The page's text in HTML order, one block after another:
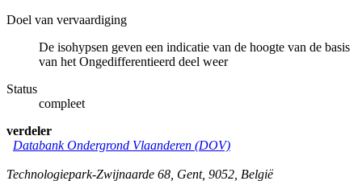
Doel van vervaardiging
De isohypsen geven een indicatie van de hoogte van de basis
van het Ongedifferentieerd deel weer
Status
compleet
verdeler
Databank Ondergrond Vlaanderen (DOV)
Technologiepark-Zwijnaarde 68 Gent, 9052 België